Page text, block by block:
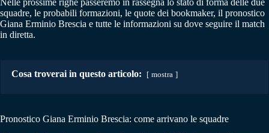
Nelle prossime righe passeremo in rassegna lo stato di forma delle due
squadre, le probabili formazioni, le quote dei bookmaker, il pronostico
Giana Erminio Brescia e tutte le informazioni su dove seguire il match
in diretta.
Cosa troverai in questo articolo: mostra
Pronostico Giana Erminio Brescia: come arrivano le squadre